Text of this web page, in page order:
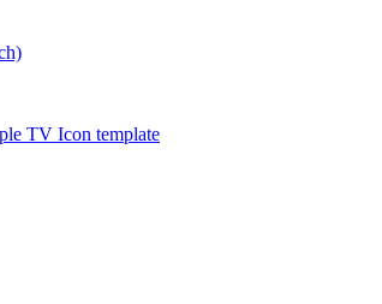
TV Icon template